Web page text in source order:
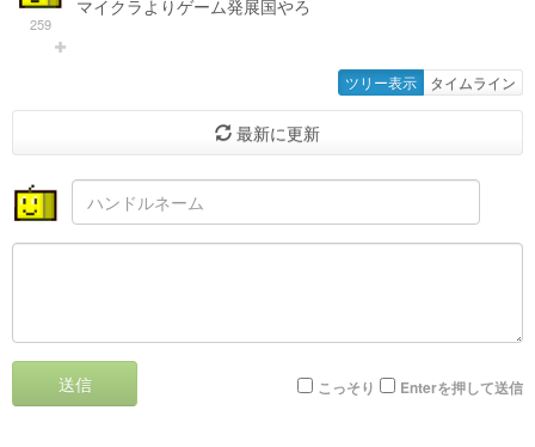
259
マイクラよりゲーム発展国やろ
ツリー表示 タイムライン
最新に更新
送信 こっそり Enterを押して送信